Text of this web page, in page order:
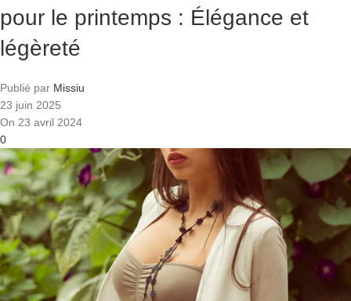
pour le printemps : Élégance et
légèreté
Publié par Missiu
23 juin 2025
On 23 avril 2024
0